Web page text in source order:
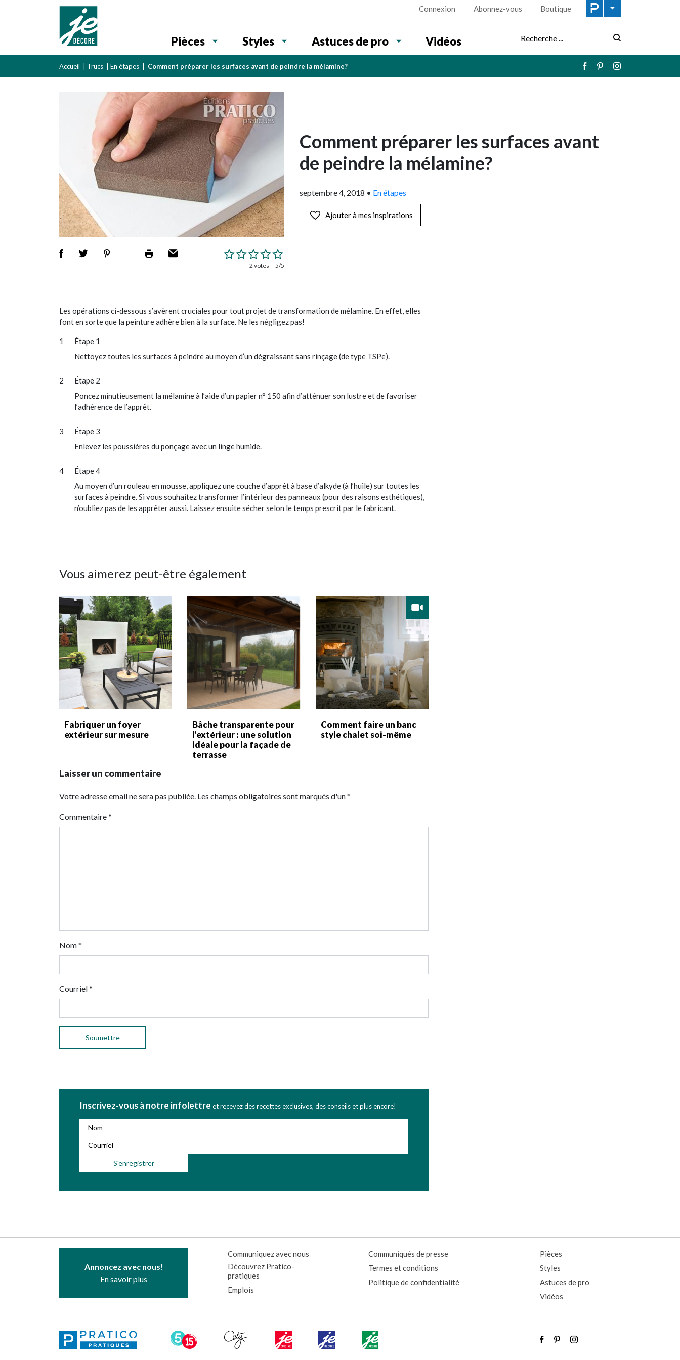
Connexion Abonnez-vous Boutique
Pièces Styles Astuces de pro Vidéos
Accueil Trucs En étapes Comment préparer les surfaces avant de peindre la mélamine?
2 votes 5/5
Comment préparer les surfaces avant
de peindre la mélamine?
septembre 4, 2018 • En étapes
Ajouter à mes inspirations
Les opérations ci-dessous s’avèrent cruciales pour tout projet de transformation de mélamine. En effet, elles
font en sorte que la peinture adhère bien à la surface. Ne les négligez pas!
Étape 1
Nettoyez toutes les surfaces à peindre au moyen d’un dégraissant sans rinçage (de type TSPe).
Étape 2
Poncez minutieusement la mélamine à l’aide d’un papier n° 150 afin d’atténuer son lustre et de favoriser
l’adhérence de l’apprêt.
Étape 3
Enlevez les poussières du ponçage avec un linge humide.
Étape 4
Au moyen d’un rouleau en mousse, appliquez une couche d’apprêt à base d’alkyde (à l’huile) sur toutes les
surfaces à peindre. Si vous souhaitez transformer l’intérieur des panneaux (pour des raisons esthétiques),
n’oubliez pas de les apprêter aussi. Laissez ensuite sécher selon le temps prescrit par le fabricant.
Vous aimerez peut-être également
Fabriquer un foyer
extérieur sur mesure
Bâche transparente pour
l’extérieur : une solution
idéale pour la façade de
terrasse
Comment faire un banc
style chalet soi-même
Laisser un commentaire
Votre adresse email ne sera pas publiée. Les champs obligatoires sont marqués d'un *
Commentaire*
Nom*
Courriel*
Inscrivez-vous à notre infolettre et recevez des recettes exclusives, des conseils et plus encore!
Annoncez avec nous!
En savoir plus
Communiquez avec nous
Découvrez Pratico-
pratiques
Emplois
Communiqués de presse
Termes et conditions
Politique de confidentialité
Pièces
Styles
Astuces de pro
Vidéos